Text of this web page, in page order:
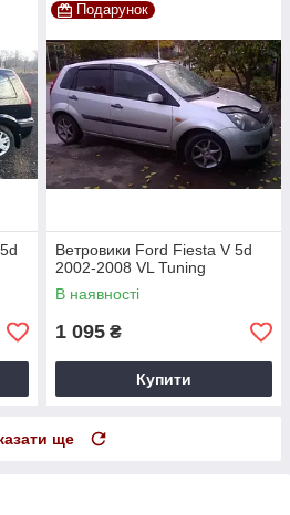
Подарунок
Ветровики Ford Fiesta V 5d
2002-2008 VL Tuning
В наявності
1 095 ₴
Купити
ще